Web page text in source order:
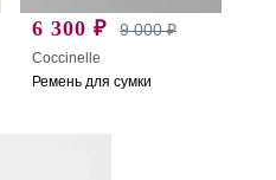
6 300 ₽ 9 000 ₽
Coccinelle
Ремень для сумки